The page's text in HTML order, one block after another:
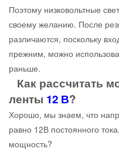
Поэтому низковольтные
своему желанию. После
различаются, поскольку
прежним, можно
раньше.
Как рассчитать
ленты 12 В?
Хорошо, мы знаем, что
равно 12В постоянного
мощность?